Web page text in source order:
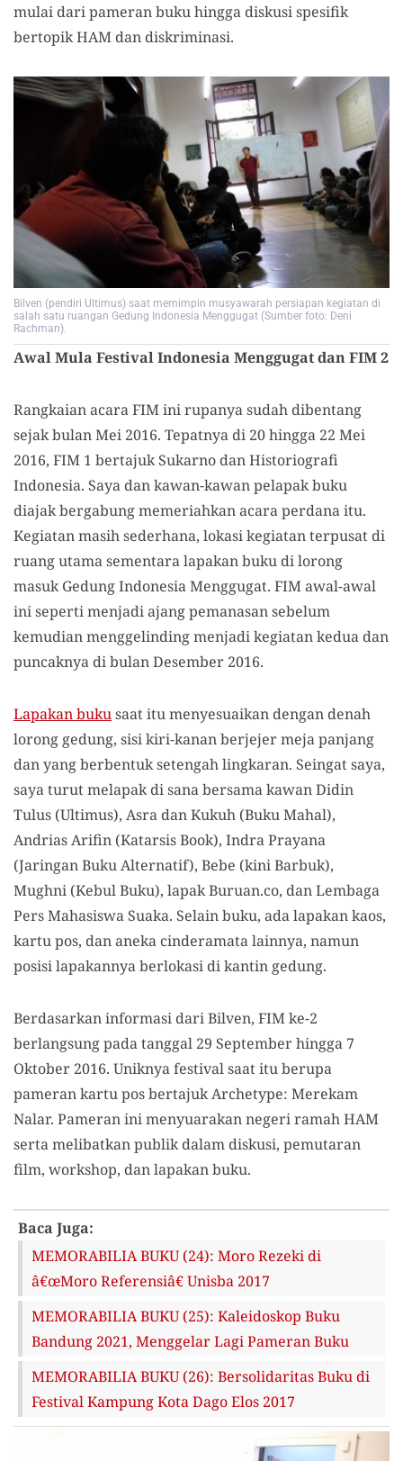
mulai dari pameran buku hingga diskusi spesifik
bertopik HAM dan diskriminasi.
Bilven (pendiri Ultimus) saat memimpin musyawarah persiapan kegiatan di
salah satu ruangan Gedung Indonesia Menggugat (Sumber foto: Deni
Rachman).
Awal Mula Festival Indonesia Menggugat dan FIM 2
Rangkaian acara FIM ini rupanya sudah dibentang
sejak bulan Mei 2016. Tepatnya di 20 hingga 22 Mei
2016, FIM 1 bertajuk Sukarno dan Historiografi
Indonesia. Saya dan kawan-kawan pelapak buku
diajak bergabung memeriahkan acara perdana itu.
Kegiatan masih sederhana, lokasi kegiatan terpusat di
ruang utama sementara lapakan buku di lorong
masuk Gedung Indonesia Menggugat. FIM awal-awal
ini seperti menjadi ajang pemanasan sebelum
kemudian menggelinding menjadi kegiatan kedua dan
puncaknya di bulan Desember 2016.
Lapakan bukusaat itu menyesuaikan dengan denah
lorong gedung, sisi kiri-kanan berjejer meja panjang
dan yang berbentuk setengah lingkaran. Seingat saya,
saya turut melapak di sana bersama kawan Didin
Tulus (Ultimus), Asra dan Kukuh (Buku Mahal),
Andrias Arifin (Katarsis Book), Indra Prayana
(Jaringan Buku Alternatif), Bebe (kini Barbuk),
Mughni (Kebul Buku), lapak Buruan.co, dan Lembaga
Pers Mahasiswa Suaka. Selain buku, ada lapakan kaos,
kartu pos, dan aneka cinderamata lainnya, namun
posisi lapakannya berlokasi di kantin gedung.
Berdasarkan informasi dari Bilven, FIM ke-2
berlangsung pada tanggal 29 September hingga 7
Oktober 2016. Uniknya festival saat itu berupa
pameran kartu pos bertajuk Archetype: Merekam
Nalar. Pameran ini menyuarakan negeri ramah HAM
serta melibatkan publik dalam diskusi, pemutaran
film, workshop, dan lapakan buku.
Baca Juga:
MEMORABILIA BUKU (24): Moro Rezeki di
â€œMoro Referensiâ€ Unisba 2017
MEMORABILIA BUKU (25): Kaleidoskop Buku
Bandung 2021, Menggelar Lagi Pameran Buku
MEMORABILIA BUKU (26): Bersolidaritas Buku di
Festival Kampung Kota Dago Elos 2017